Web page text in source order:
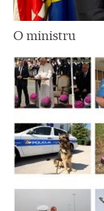
O ministru